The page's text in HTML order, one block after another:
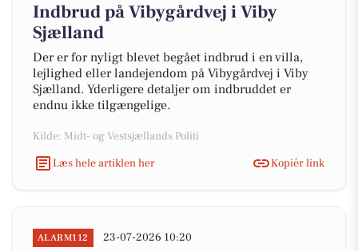
Indbrud på Vibygårdvej i Viby
Sjælland
Der er for nyligt blevet begået indbrud i en villa,
lejlighed eller landejendom på Vibygårdvej i Viby
Sjælland. Yderligere detaljer om indbruddet er
endnu ikke tilgængelige.
Kilde: Midt- og Vestsjællands Politi
Læs hele artiklen her
Kopiér link
ALARM112 23-07-2026 10:20